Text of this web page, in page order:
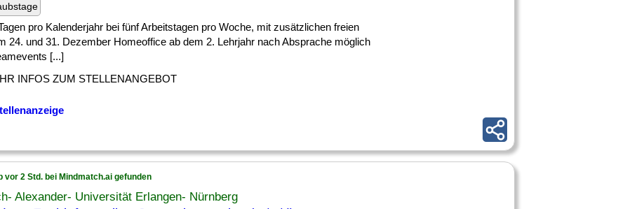
pro Kalenderjahr bei fünf Arbeitstagen pro Woche, mit zusätzlichen freien
24. und 31. Dezember Homeoffice ab dem 2. Lehrjahr nach Absprache möglich
[...]
INFOS ZUM STELLENANGEBOT
vor 2 Std. bei Mindmatch.ai gefunden
Alexander- Universität Erlangen- Nürnberg